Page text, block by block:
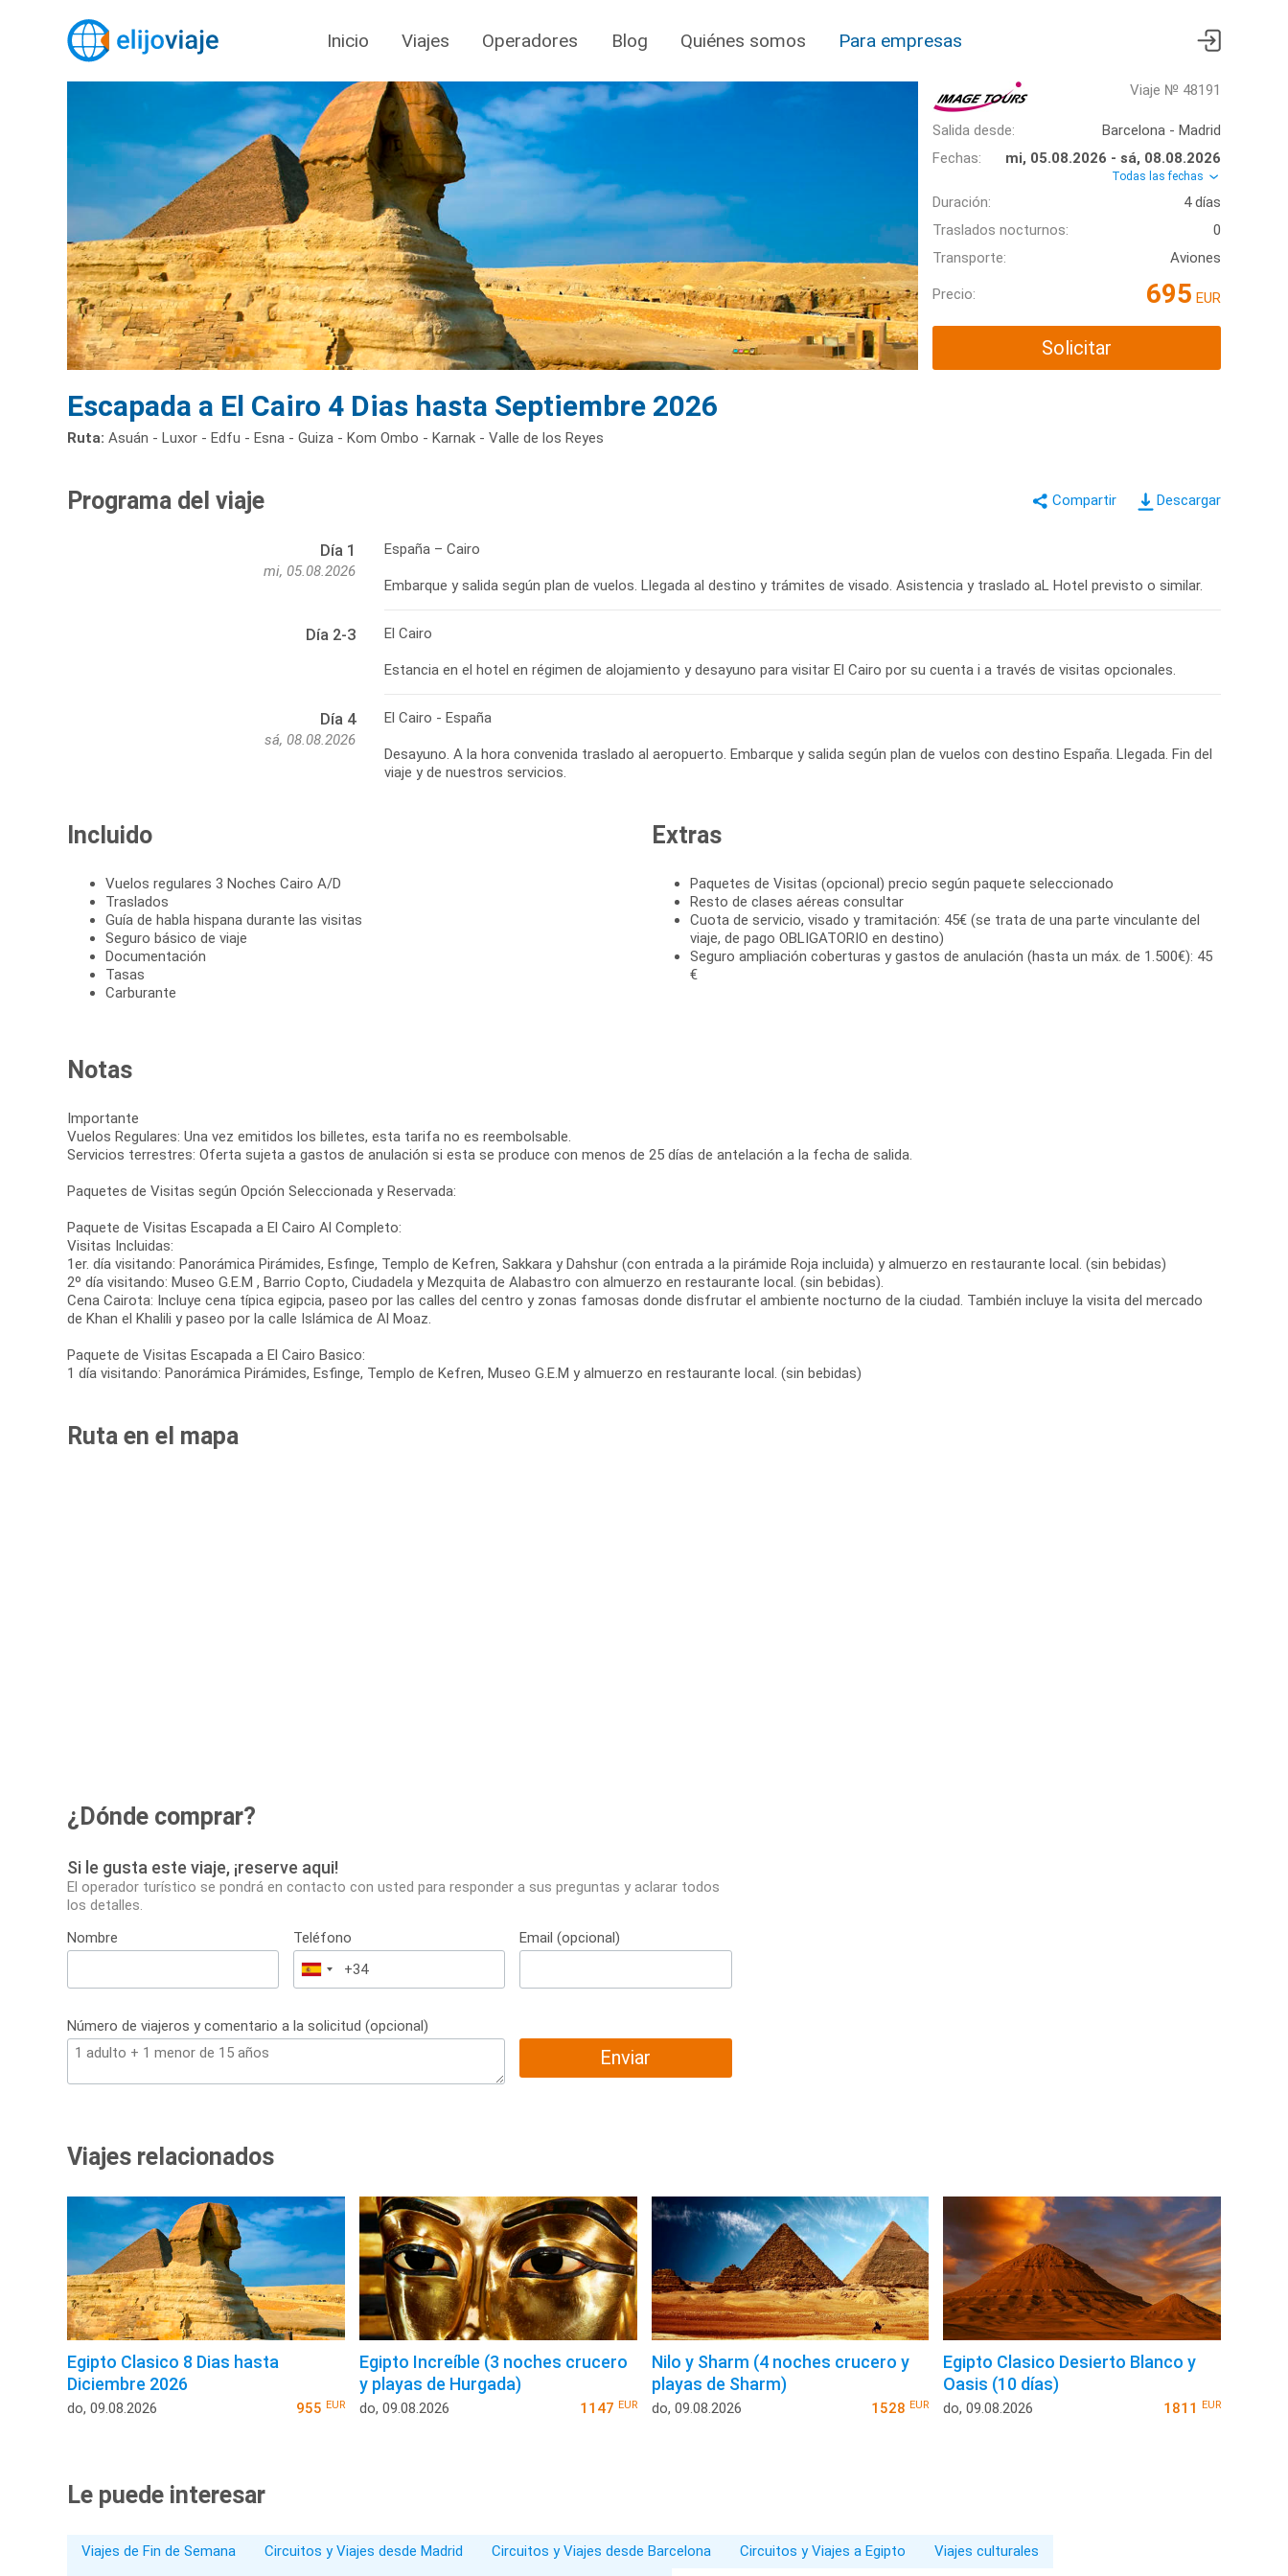
Inicio Viajes Operadores Blog Quiénes somos Para empresas
Viaje № 48191
Salida desde:
Barcelona - Madrid
Fechas:
mi, 05.08.2026 - sá, 08.08.2026
Todas las fechas
Duración:
4 días
Traslados nocturnos:
0
Transporte:
Aviones
Precio: 695 EUR
Solicitar
Escapada a El Cairo 4 Dias hasta Septiembre 2026
Ruta: Asuán - Luxor - Edfu - Esna - Guiza - Kom Ombo - Karnak - Valle de los Reyes
Descargar
Programa del viaje
Día 1
mi, 05.08.2026
España – Cairo
Embarque y salida según plan de vuelos. Llegada al destino y trámites de visado. Asistencia y traslado aL Hotel previsto o similar.
Día 2-3 El Cairo
Estancia en el hotel en régimen de alojamiento y desayuno para visitar El Cairo por su cuenta i a través de visitas opcionales.
Día 4
sá, 08.08.2026
El Cairo - España
Desayuno. A la hora convenida traslado al aeropuerto. Embarque y salida según plan de vuelos con destino España. Llegada. Fin del
viaje y de nuestros servicios.
Incluido
Vuelos regulares 3 Noches Cairo A/D
Traslados
Guía de habla hispana durante las visitas
Seguro básico de viaje
Documentación
Tasas
Carburante
Extras
Paquetes de Visitas (opcional) precio según paquete seleccionado
Resto de clases aéreas consultar
Cuota de servicio, visado y tramitación: 45€ (se trata de una parte vinculante del
viaje, de pago OBLIGATORIO en destino)
Seguro ampliación coberturas y gastos de anulación (hasta un máx. de 1.500€): 45
€
Notas
Importante
Vuelos Regulares: Una vez emitidos los billetes, esta tarifa no es reembolsable.
Servicios terrestres: Oferta sujeta a gastos de anulación si esta se produce con menos de 25 días de antelación a la fecha de salida.
Paquetes de Visitas según Opción Seleccionada y Reservada:
Paquete de Visitas Escapada a El Cairo Al Completo:
Visitas Incluidas:
1er. día visitando: Panorámica Pirámides, Esfinge, Templo de Kefren, Sakkara y Dahshur (con entrada a la pirámide Roja incluida) y almuerzo en restaurante local. (sin bebidas)
2º día visitando: Museo G.E.M , Barrio Copto, Ciudadela y Mezquita de Alabastro con almuerzo en restaurante local. (sin bebidas).
Cena Cairota: Incluye cena típica egipcia, paseo por las calles del centro y zonas famosas donde disfrutar el ambiente nocturno de la ciudad. También incluye la visita del mercado
de Khan el Khalili y paseo por la calle Islámica de Al Moaz.
Paquete de Visitas Escapada a El Cairo Basico:
1 día visitando: Panorámica Pirámides, Esfinge, Templo de Kefren, Museo G.E.M y almuerzo en restaurante local. (sin bebidas)
Ruta en el mapa
¿Dónde comprar?
Si le gusta este viaje, ¡reserve aqui!
El operador turístico se pondrá en contacto con usted para responder a sus preguntas y aclarar todos
los detalles.
Nombre
Teléfono
España
+34
Email (opcional)
Número de viajeros y comentario a la solicitud (opcional)
Enviar
Viajes relacionados
Egipto Clasico 8 Dias hasta
Diciembre 2026
do, 09.08.2026 955 EUR
Egipto Increíble (3 noches crucero
y playas de Hurgada)
do, 09.08.2026 1147 EUR
Nilo y Sharm (4 noches crucero y
playas de Sharm)
do, 09.08.2026 1528EUR
Egipto Clasico Desierto Blanco y
Oasis (10 días)
do, 09.08.2026 1811 EUR
Le puede interesar
Viajes de Fin de Semana Circuitos y Viajes desde Madrid Circuitos y Viajes desde Barcelona Circuitos y Viajes a Egipto Viajes culturales